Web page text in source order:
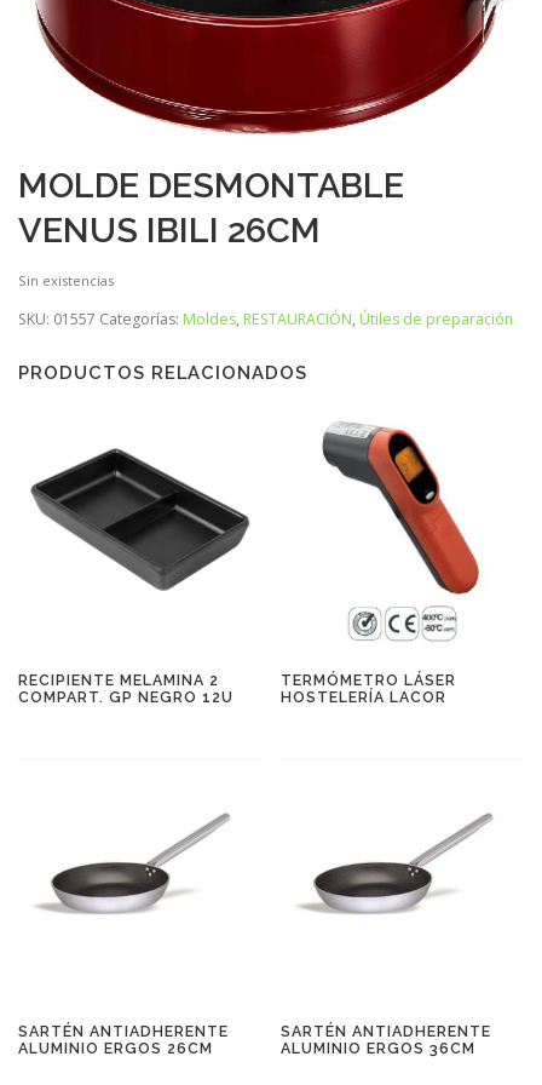
MOLDE DESMONTABLE
VENUS IBILI 26CM
Sin existencias
SKU: 01557 Categorías: Moldes, RESTAURACIÓN, Útiles de preparación
PRODUCTOS RELACIONADOS
RECIPIENTE MELAMINA 2
COMPART. GP NEGRO 12U
TERMÓMETRO LÁSER
HOSTELERÍA LACOR
SARTÉN ANTIADHERENTE
ALUMINIO ERGOS 26CM
SARTÉN ANTIADHERENTE
ALUMINIO ERGOS 36CM